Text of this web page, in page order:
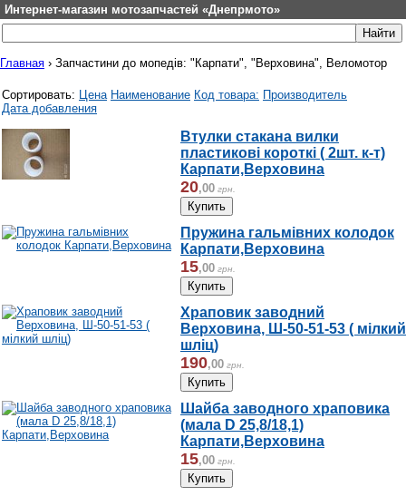
Интернет-магазин мотозапчастей «Днепрмото»
Главная › Запчастини до мопедів: "Карпати", "Верховина", Веломотор
Сортировать: Цена Наименование Код товара: Производитель
Дата добавления
Втулки стакана вилки
пластикові короткі ( 2шт. к-т)
Карпати,Верховина
20,00 грн.
Пружина гальмівних колодок
Карпати,Верховина
15,00 грн.
Храповик заводний
Верховина, Ш-50-51-53 ( мілкий
шліц)
190,00 грн.
Шайба заводного храповика
(мала D 25,8/18,1)
Карпати,Верховина
15,00 грн.